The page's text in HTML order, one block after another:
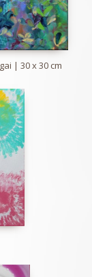
| 30 x 30 cm